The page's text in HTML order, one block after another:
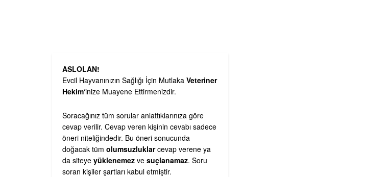
ASLOLAN!
Evcil Hayvanınızın Sağlığı İçin Mutlaka Veteriner
Hekim‘inize Muayene Ettirmenizdir.
Soracağınız tüm sorular anlattıklarınıza göre
cevap verilir. Cevap veren kişinin cevabı sadece
öneri niteliğindedir. Bu öneri sonucunda
doğacak tüm olumsuzluklarcevap verene ya
da siteye yüklenemez ve suçlanamaz. Soru
soran kişiler şartları kabul etmiştir.